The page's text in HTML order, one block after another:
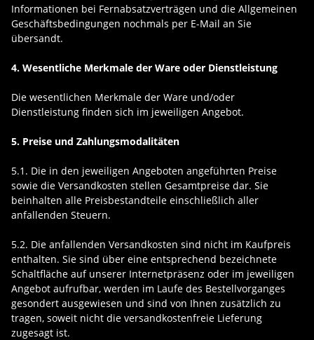
Informationen bei Fernabsatzverträgen und die Allgemeinen
Geschäftsbedingungen nochmals per E-Mail an Sie
übersandt.
4. Wesentliche Merkmale der Ware oder Dienstleistung
Die wesentlichen Merkmale der Ware und/oder
Dienstleistung finden sich im jeweiligen Angebot.
5. Preise und Zahlungsmodalitäten
5.1. Die in den jeweiligen Angeboten angeführten Preise
sowie die Versandkosten stellen Gesamtpreise dar. Sie
beinhalten alle Preisbestandteile einschließlich aller
anfallenden Steuern.
5.2. Die anfallenden Versandkosten sind nicht im Kaufpreis
enthalten. Sie sind über eine entsprechend bezeichnete
Schaltfläche auf unserer Internetpräsenz oder im jeweiligen
Angebot aufrufbar, werden im Laufe des Bestellvorganges
gesondert ausgewiesen und sind von Ihnen zusätzlich zu
tragen, soweit nicht die versandkostenfreie Lieferung
zugesagt ist.